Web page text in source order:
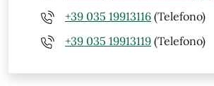
+39 035 19913116 (Telefono)
+39 035 19913119 (Telefono)